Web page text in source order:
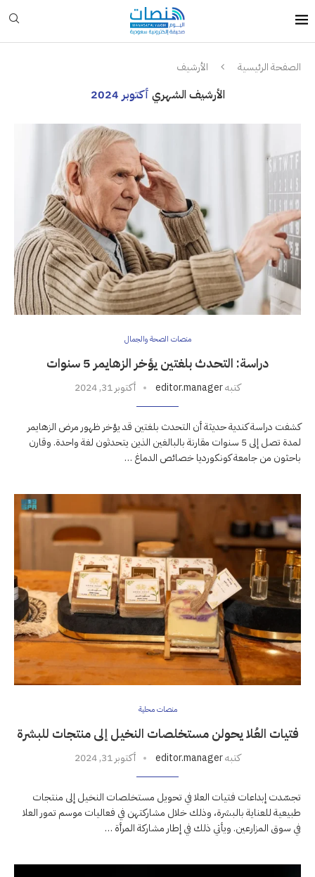
الصفحة الرئيسية الأرشيف
الأرشيف الشهري أكتوبر 2024
منصات الصحة والجمال
دراسة: التحدث بلغتين يؤخر الزهايمر 5 سنوات
كتبهeditor.manager أكتوبر 31, 2024
كشفت دراسة كندية حديثة أن التحدث بلغتين قد يؤخر ظهور مرض الزهايمر
لمدة تصل إلى 5 سنوات مقارنة بالبالغين الذين يتحدثون لغة واحدة. وقارن
باحثون من جامعة كونكورديا خصائص الدماغ …
منصات محلية
فتيات العُلا يحولن مستخلصات النخيل إلى منتجات للبشرة
كتبهeditor.manager أكتوبر 31, 2024
تجسّدت إبداعات فتيات العلا في تحويل مستخلصات النخيل إلى منتجات
طبيعية للعناية بالبشرة، وذلك خلال مشاركتهن في فعاليات موسم تمور العلا
في سوق المزارعين. ويأتي ذلك في إطار مشاركة المرأة …